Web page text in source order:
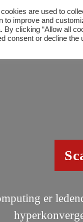
er
are used to
improve and
clicking “Allow all
consent or decline the